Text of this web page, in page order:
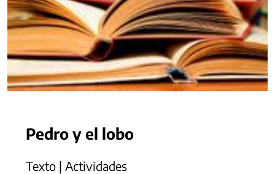
Pedro y el lobo
Texto | Actividades